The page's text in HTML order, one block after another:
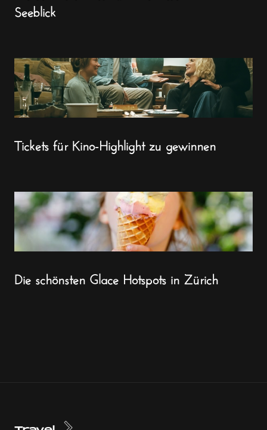
Seeblick
Tickets für Kino-Highlight zu gewinnen
Die schönsten Glace Hotspots in Zürich